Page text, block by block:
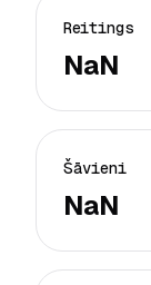
Reitings
NaN
Šāvieni
NaN